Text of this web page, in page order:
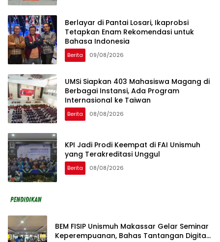
Berlayar di Pantai Losari, Ikaprobsi
Tetapkan Enam Rekomendasi untuk
Bahasa Indonesia
Berita 09/08/2026
UMSi Siapkan 403 Mahasiswa Magang di
Berbagai Instansi, Ada Program
Internasional ke Taiwan
Berita 08/08/2026
KPI Jadi Prodi Keempat di FAI Unismuh
yang Terakreditasi Unggul
Berita 08/08/2026
BEM FISIP Unismuh Makassar Gelar Seminar
Keperempuanan, Bahas Tantangan Digital